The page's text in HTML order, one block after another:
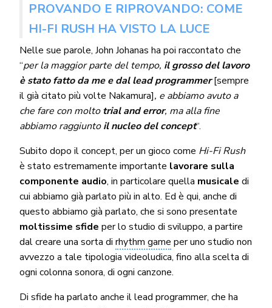
PROVANDO E RIPROVANDO: COME
HI-FI RUSH HA VISTO LA LUCE
Nelle sue parole, John Johanas ha poi raccontato che
“per la maggior parte del tempo, il grosso del lavoro
è stato fatto da me e dal lead programmer[sempre
il già citato più volte Nakamura], e abbiamo avuto a
che fare con moltotrial and error, ma alla fine
abbiamo raggiuntoil nucleo del concept“.
Subito dopo il concept, per un gioco come Hi-Fi Rush
è stato estremamente importante lavorare sulla
componente audio, in particolare quella musicaledi
cui abbiamo già parlato più in alto. Ed è qui, anche di
questo abbiamo già parlato, che si sono presentate
moltissime sfide per lo studio di sviluppo, a partire
dal creare una sorta dirhythm game per uno studio non
avvezzo a tale tipologia videoludica, fino alla scelta di
ogni colonna sonora, di ogni canzone.
Di sfide ha parlato anche il lead programmer, che ha